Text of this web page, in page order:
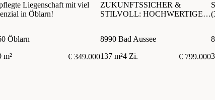
Liegenschaft mit viel
in Öblarn!
Öblarn
m²
€ 349.000
ZUKUNFTSSICHER &
STILVOLL: HOCHWERTIGES
8990 Bad Aussee
137 m²4 Zi. € 799.000